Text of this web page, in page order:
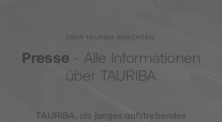
ÜBER TAURIBA BERICHTEN.
Presse - Alle Informationen
über TAURIBA
TAURIBA, als junges aufstrebendes